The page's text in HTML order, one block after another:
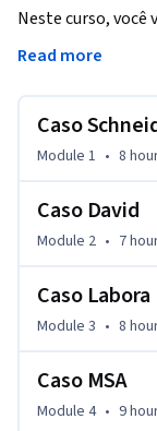
Neste curso, você
empresas, com
Através de
lições a serem
Serão debatidos
desenvolvidos ou
líderes e até que
Ao final deste
Read more
Caso
Module 1 • 8
Caso David
Module 2 • 7
Caso Labora
Module 3 • 8
Caso MSA
Module 4 • 9